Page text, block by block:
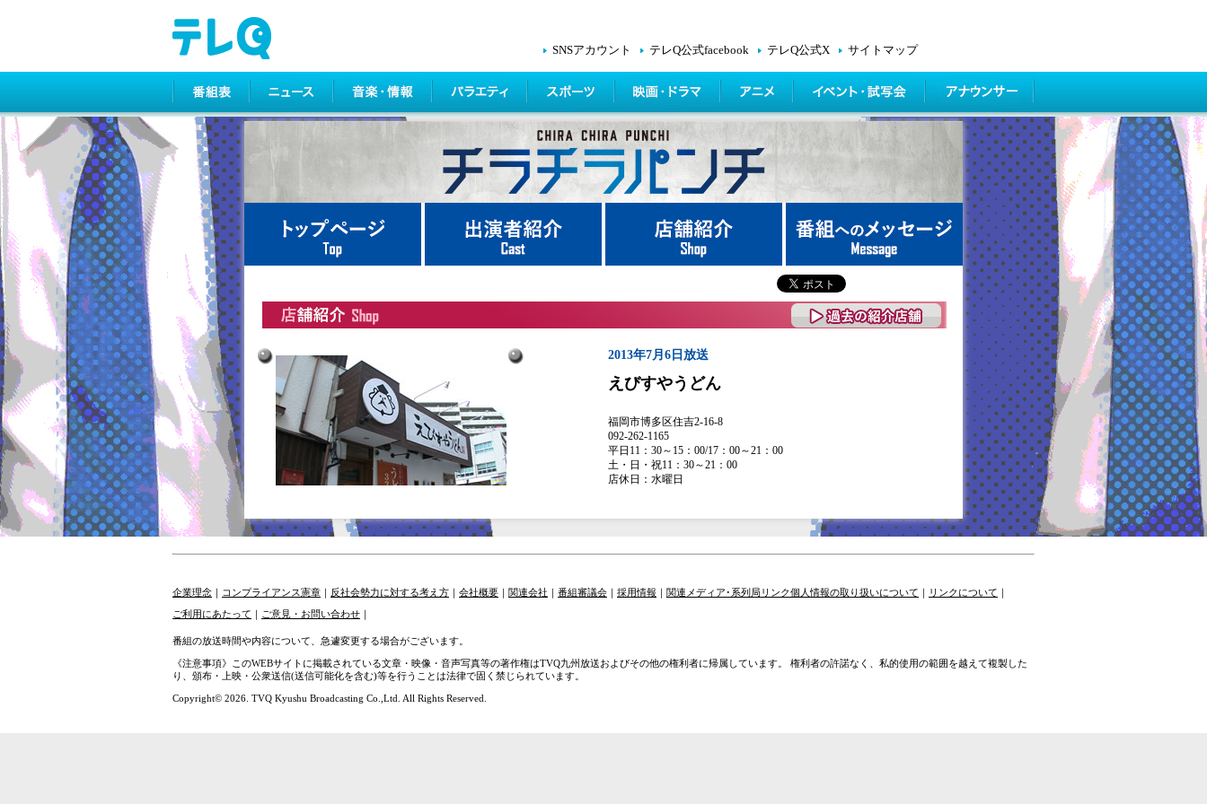
SNSアカウント テレQ公式facebook テレQ公式X サイトマップ
2013年7月6日放送
えびすやうどん
福岡市博多区住吉2-16-8
092-262-1165
平日11：30～15：00/17：00～21：00
土・日・祝11：30～21：00
店休日：水曜日
企業理念 ｜ コンプライアンス憲章 ｜ 反社会勢力に対する考え方 ｜ 会社概要 ｜ 関連会社 ｜ 番組審議会 ｜ 採用情報 ｜ 関連メディア･系列局リンク個人情報の取り扱いについて ｜ リンクについて ｜
ご利用にあたって ｜ ご意見・お問い合わせ ｜
番組の放送時間や内容について、急遽変更する場合がございます。
《注意事項》このWEBサイトに掲載されている文章・映像・音声写真等の著作権はTVQ九州放送およびその他の権利者に帰属しています。 権利者の許諾なく、私的使用の範囲を越えて複製した
り、頒布・上映・公衆送信(送信可能化を含む)等を行うことは法律で固く禁じられています。
Copyright© 2026. TVQ Kyushu Broadcasting Co.,Ltd. All Rights Reserved.